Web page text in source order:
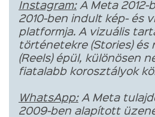
Instagram:A Meta 2012-
2010-ben indult kép- és
platformja. A vizuális
történetekre (Stories) és
(Reels) épül, különösen
fiatalabb korosztályok
WhatsApp:A Meta
2009-ben alapított